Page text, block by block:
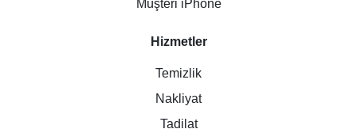
Müşteri iPhone
Hizmetler
Temizlik
Nakliyat
Tadilat